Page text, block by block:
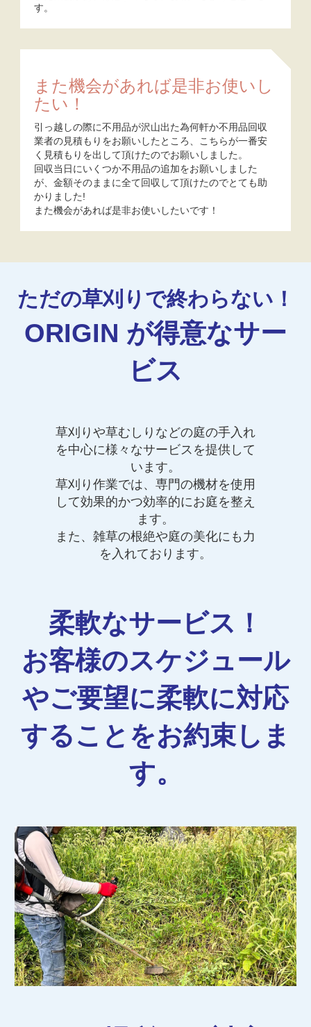
す。
また機会があれば是非お使いし
たい！
引っ越しの際に不用品が沢山出た為何軒か不用品回収
業者の見積もりをお願いしたところ、こちらが一番安
く見積もりを出して頂けたのでお願いしました。
回収当日にいくつか不用品の追加をお願いしました
が、金額そのままに全て回収して頂けたのでとても助
かりました!
また機会があれば是非お使いしたいです！
ただの草刈りで終わらない！
ORIGIN が得意なサー
ビス
草刈りや草むしりなどの庭の手入れ
を中心に様々なサービスを提供して
います。
草刈り作業では、専門の機材を使用
して効果的かつ効率的にお庭を整え
ます。
また、雑草の根絶や庭の美化にも力
を入れております。
柔軟なサービス！
お客様のスケジュール
やご要望に柔軟に対応
することをお約束しま
す。